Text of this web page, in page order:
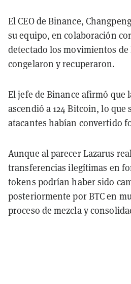
El CEO de Binance,
su equipo, en colaboración
detectado los movimientos
congelaron y recuperaron.
El jefe de Binance afirmó que
ascendió a 124 Bitcoin, lo que
atacantes habían convertido
Aunque al parecer Lazarus
transferencias ilegítimas en
tokens podrían haber sido
posteriormente por BTC en
proceso de mezcla y